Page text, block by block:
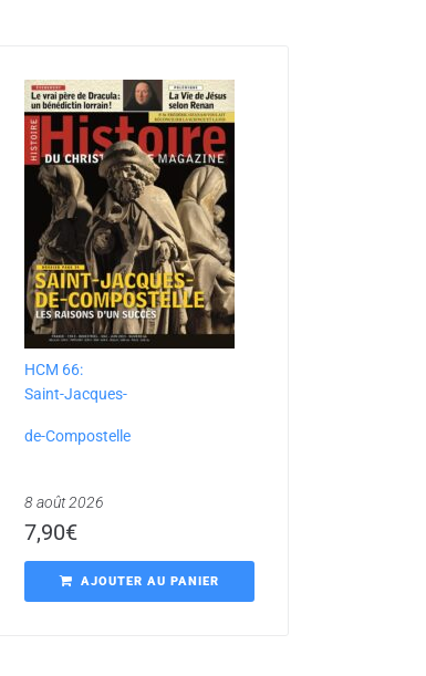
HCM 66:
Saint-Jacques-
de-Compostelle
8 août 2026
7,90€
AJOUTER AU PANIER